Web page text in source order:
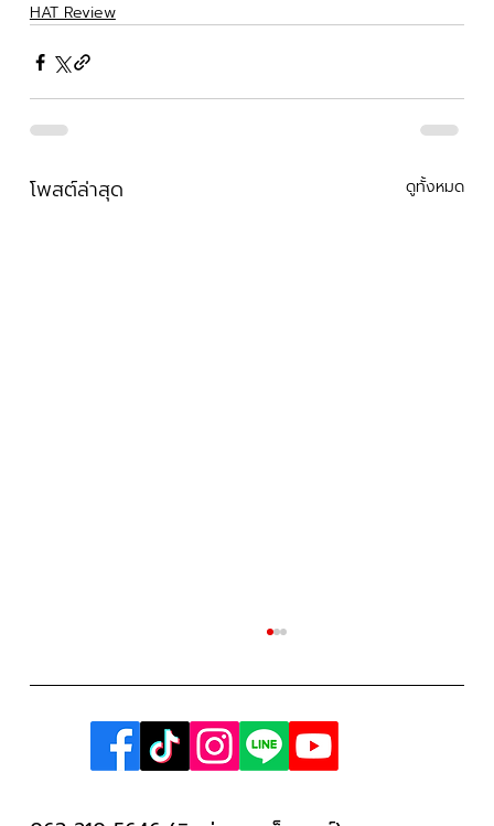
HAT Review
โพสต์ล่าสุด ดูทั้งหมด